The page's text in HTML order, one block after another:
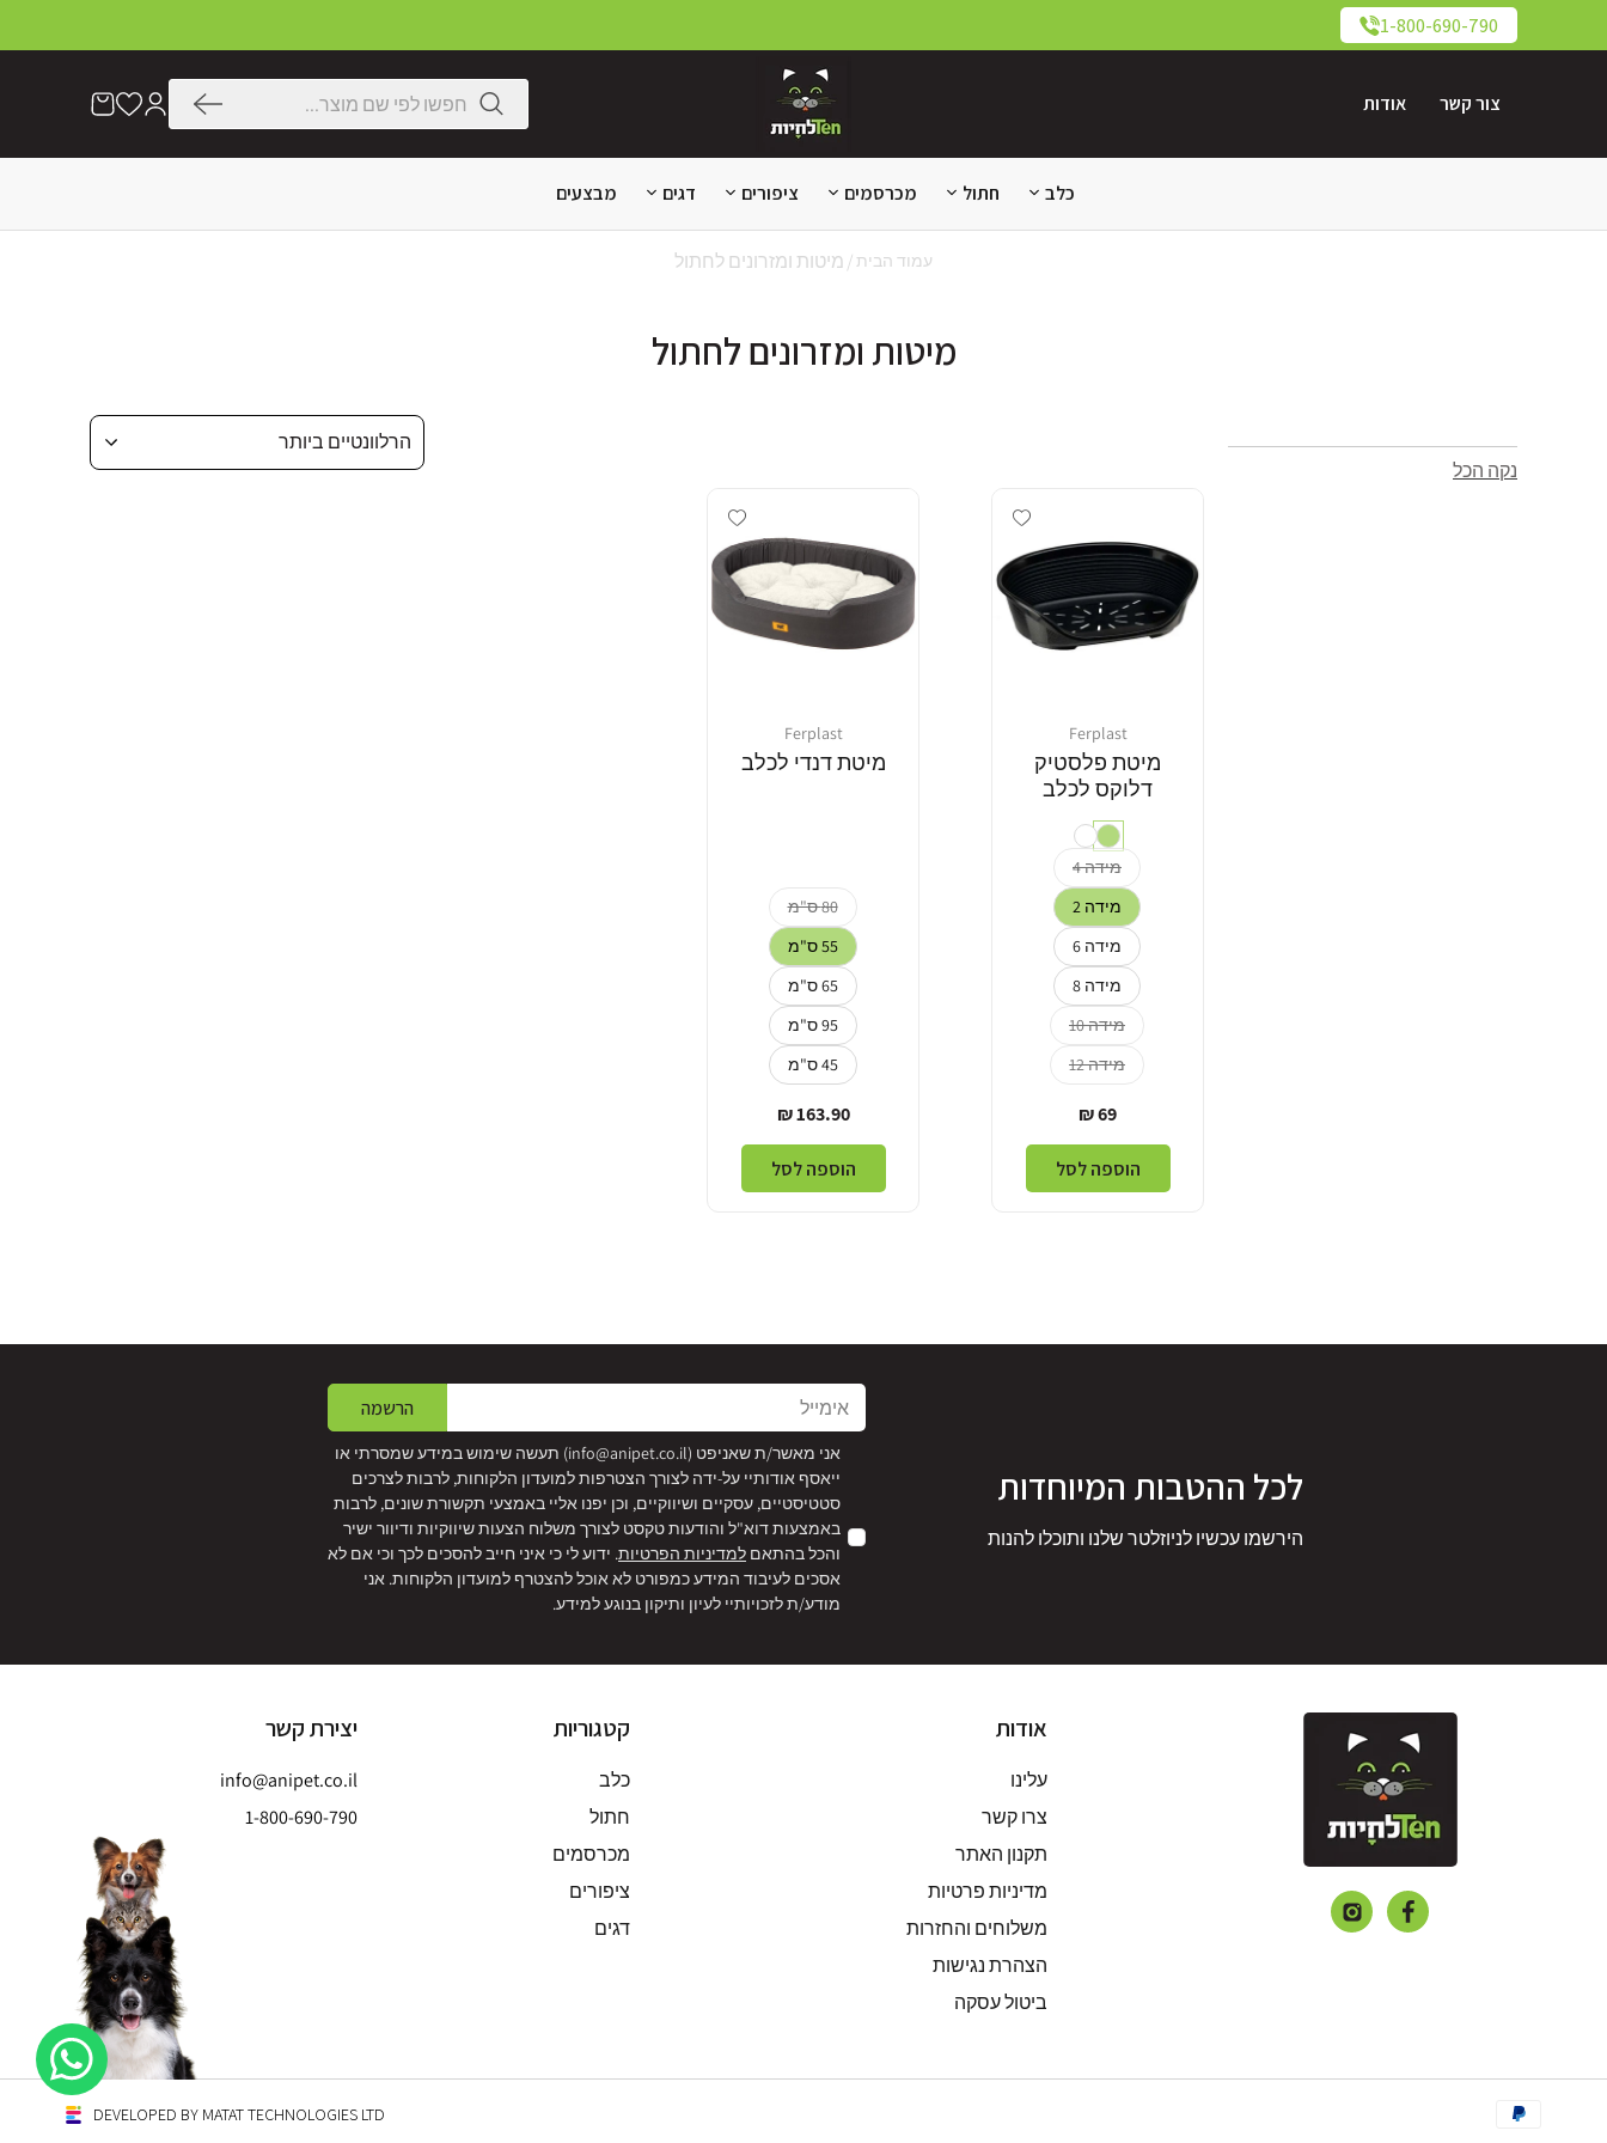
1-800-690-790
צור קשר אודות חיפוש הרשימה
שלי עֲגָלָה
כלב חתול מכרסמים ציפורים דגים מבצעים
עמוד הבית מיטות ומזרונים לחתול
מיטות ומזרונים לחתול
נקה הכל
הרלוונטיים ביותר
Add wishlist
Ferplast
מיטת פלסטיק
דלוקס לכלב
מידה 4
מידה 2
מידה 6
מידה 8
מידה 10
מידה 12
מחיר
69 ₪
הוספה לסל
Add wishlist
Ferplast
מיטת דנדי לכלב
80 ס"מ
55 ס"מ
65 ס"מ
95 ס"מ
45 ס"מ
מחיר
163.90 ₪
הוספה לסל
לכל ההטבות המיוחדות
הירשמו עכשיו לניוזלטר שלנו ותוכלו להנות
אימייל הרשמה
אני מאשר/ת שאניפט (info@anipet.co.il) תעשה שימוש במידע שמסרתי או
ייאסף אודותיי על-ידה לצורך הצטרפות למועדון הלקוחות, לרבות לצרכים
סטטיסטיים, עסקיים ושיווקיים, וכן יפנו אליי באמצעי תקשורת שונים, לרבות
באמצעות דוא"ל והודעות טקסט לצורך משלוח הצעות שיווקיות ודיוור ישיר
והכל בהתאם למדיניות הפרטיות. ידוע לי כי איני חייב להסכים לכך וכי אם לא
אסכים לעיבוד המידע כמפורט לא אוכל להצטרף למועדון הלקוחות. אני
מודע/ת לזכויותיי לעיון ותיקון בנוגע למידע.
פייסבוקאינסטגרם
אודות
עלינו
צרו קשר
תקנון האתר
מדיניות פרטיות
משלוחים והחזרות
הצהרת נגישות
ביטול עסקה
קטגוריות
כלב
חתול
מכרסמים
ציפורים
דגים
יצירת קשר
info@anipet.co.il
1-800-690-790
שיטות
DEVELOPED BY MATAT TECHNOLOGIES LTD